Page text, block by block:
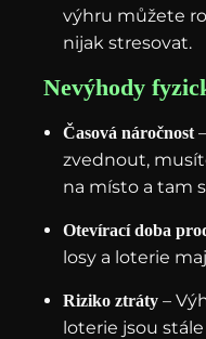
výhru můžete
nijak stresovat.
Nevýhody
Časová náročnost
zvednout,
na místo a tam
Otevírací doba
losy a loterie
Riziko ztráty –
loterie jsou stále